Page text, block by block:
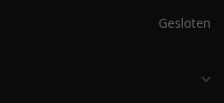
Gesloten